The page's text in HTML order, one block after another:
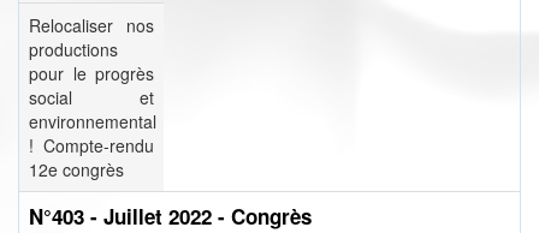
Relocaliser nos
productions
pour le progrès
social et
environnemental
! Compte-rendu
12e congrès
N°403 - Juillet 2022 - Congrès